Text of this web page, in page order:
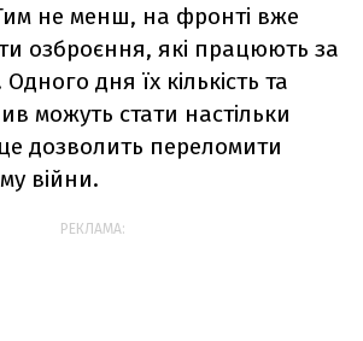
не менш, на фронті вже
озброєння, які працюють за
дня їх кількість та
можуть стати настільки
дозволить переломити
війни.
РЕКЛАМА: